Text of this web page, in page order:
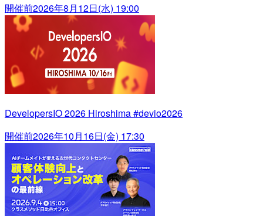
開催前2026年8月12日(水) 19:00
DevelopersIO 2026 Hiroshima #devio2026
開催前2026年10月16日(金) 17:30